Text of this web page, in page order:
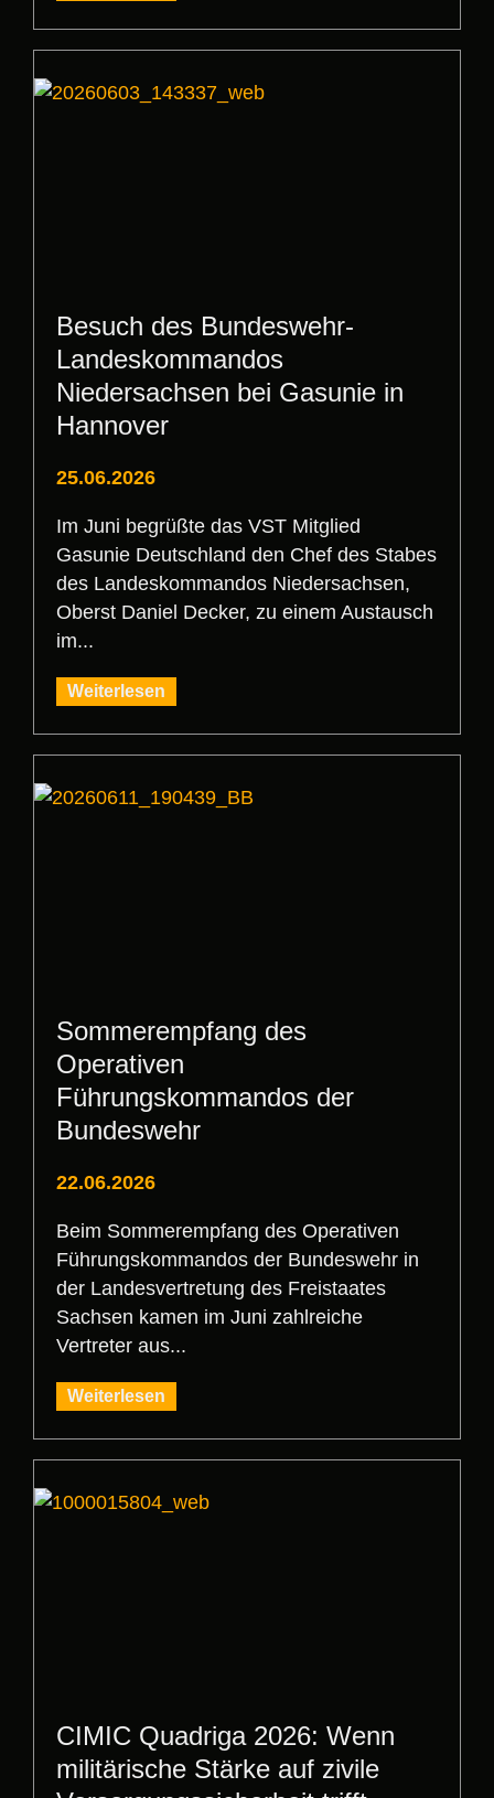
Besuch des Bundeswehr-
Landeskommandos
Niedersachsen bei Gasunie in
Hannover
25.06.2026
Im Juni begrüßte das VST Mitglied
Gasunie Deutschland den Chef des Stabes
des Landeskommandos Niedersachsen,
Oberst Daniel Decker, zu einem Austausch
im...
Weiterlesen
Sommerempfang des
Operativen
Führungskommandos der
Bundeswehr
22.06.2026
Beim Sommerempfang des Operativen
Führungskommandos der Bundeswehr in
der Landesvertretung des Freistaates
Sachsen kamen im Juni zahlreiche
Vertreter aus...
Weiterlesen
CIMIC Quadriga 2026: Wenn
militärische Stärke auf zivile